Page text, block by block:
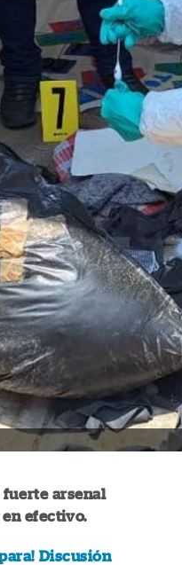
arsenal
efectivo.
Discusión